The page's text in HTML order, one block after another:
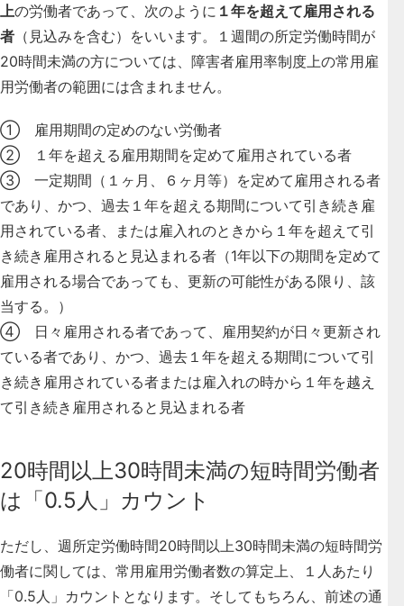
上の労働者であって、次のように １年を超えて雇用される
者 （見込みを含む）をいいます。１週間の所定労働時間が
20時間未満の方については、障害者雇用率制度上の常用雇
用労働者の範囲には含まれません。
① 雇用期間の定めのない労働者
② １年を超える雇用期間を定めて雇用されている者
③ 一定期間（１ヶ月、６ヶ月等）を定めて雇用される者
であり、かつ、過去１年を超える期間について引き続き雇
用されている者、または雇入れのときから１年を超えて引
き続き雇用されると見込まれる者（1年以下の期間を定めて
雇用される場合であっても、更新の可能性がある限り、該
当する。）
④ 日々雇用される者であって、雇用契約が日々更新され
ている者であり、かつ、過去１年を超える期間について引
き続き雇用されている者または雇入れの時から１年を越え
て引き続き雇用されると見込まれる者
20時間以上30時間未満の短時間労働者
は「0.5人」カウント
ただし、 週所定労働時間20時間以上30時間未満の短時間労
働者に関しては、常用雇用労働者数の算定上、１人あたり
「0.5人」カウントとなります。そしてもちろん、前述の通